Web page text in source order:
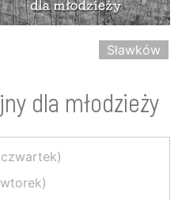
Sławków
dla młodzieży